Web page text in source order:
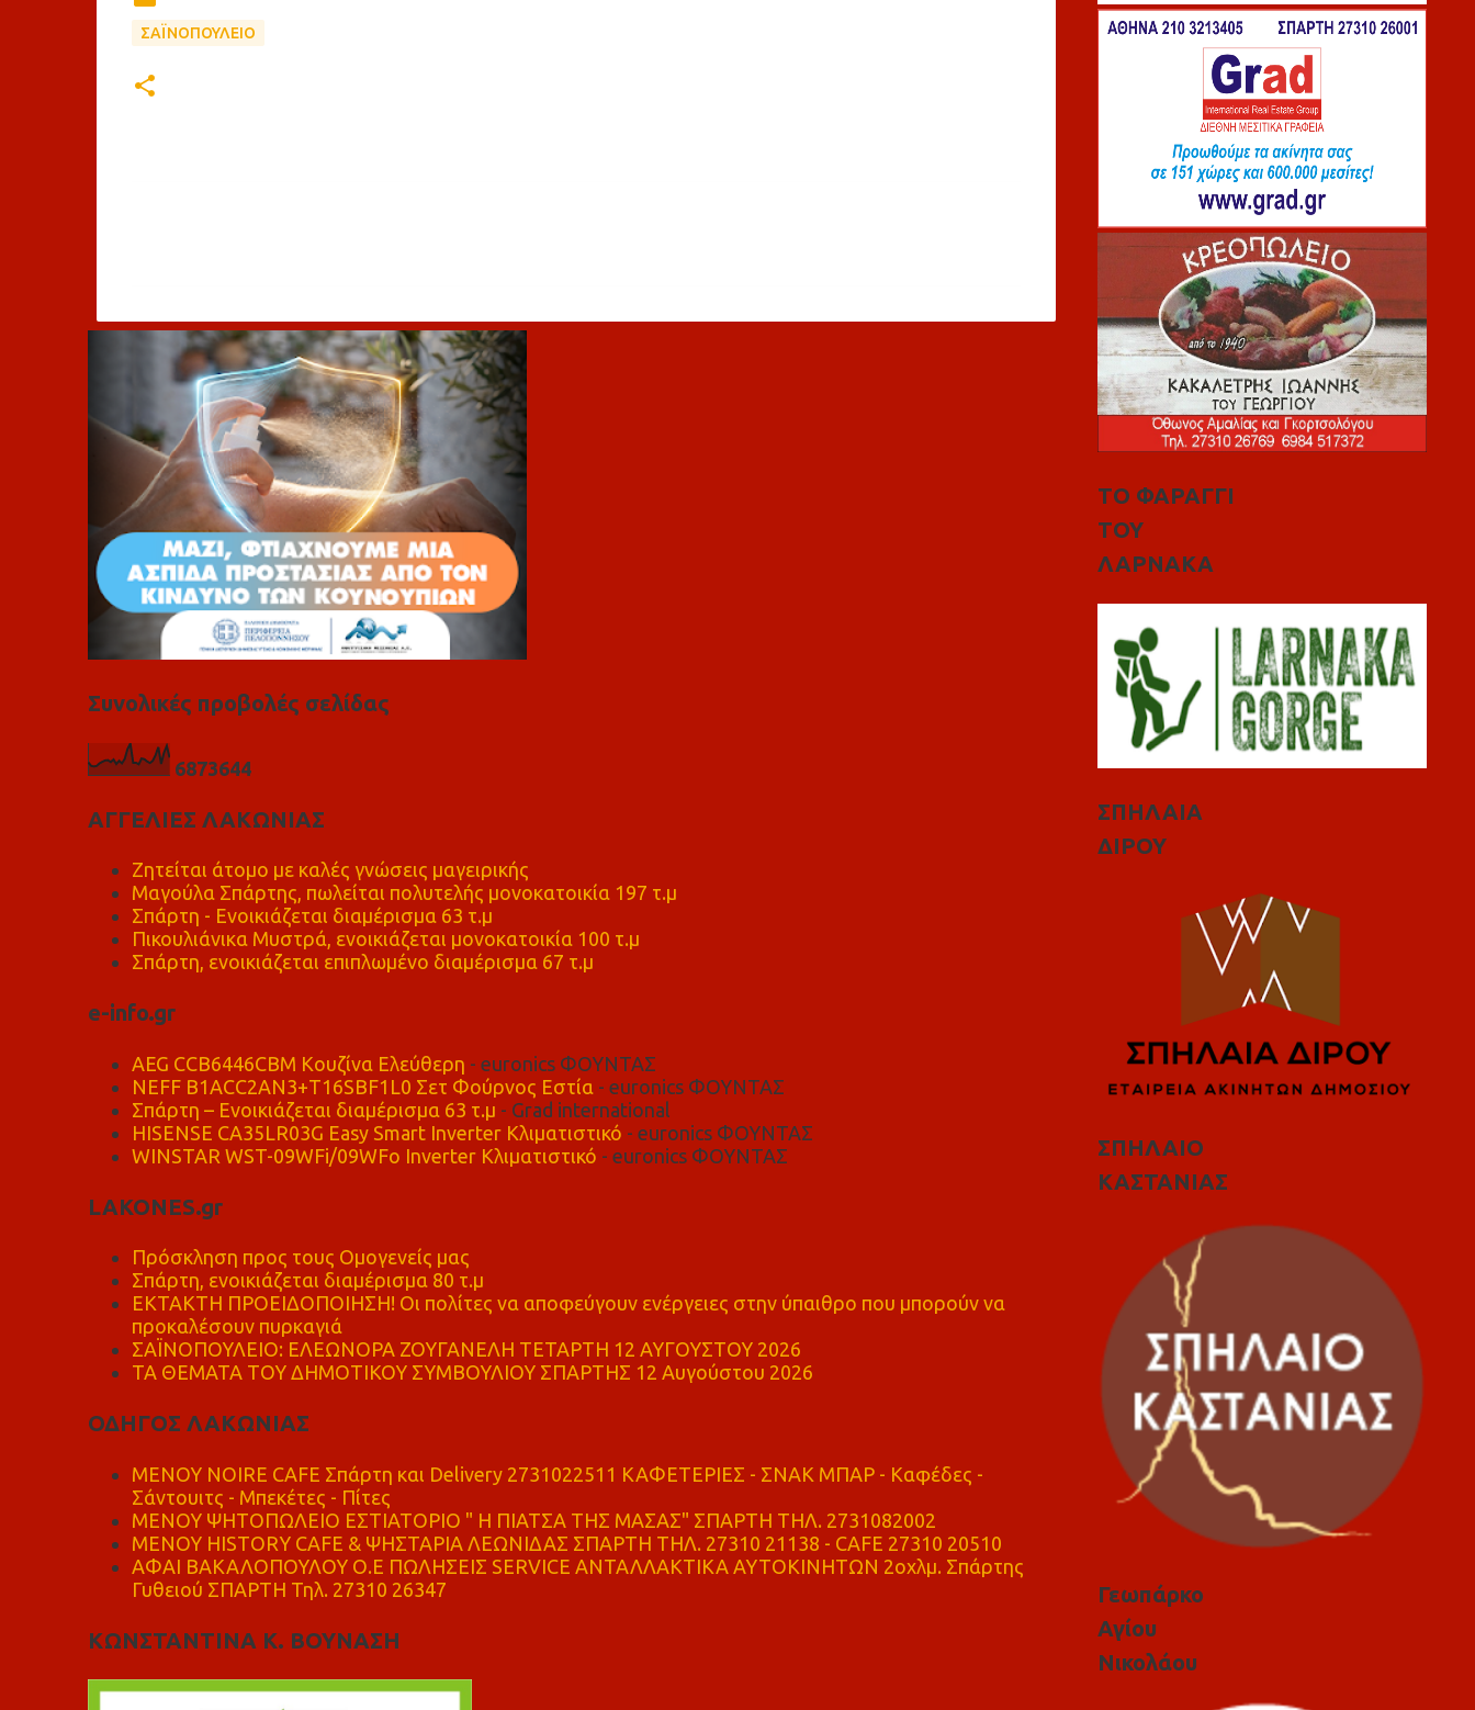
ΣΑΪΝΟΠΟΥΛΕΙΟ
λ
Συνολικές προβολές σελίδας
6873644
ΑΓΓΕΛΙΕΣ ΛΑΚΩΝΙΑΣ
Ζητείται άτομο με καλές γνώσεις μαγειρικής
Μαγούλα Σπάρτης, πωλείται πολυτελής μονοκατοικία 197 τ.μ
Σπάρτη - Ενοικιάζεται διαμέρισμα 63 τ.μ
Πικουλιάνικα Μυστρά, ενοικιάζεται μονοκατοικία 100 τ.μ
Σπάρτη, ενοικιάζεται επιπλωμένο διαμέρισμα 67 τ.μ
e-info.gr
AEG CCB6446CBM Κουζίνα Ελεύθερη - euronics ΦΟΥΝΤΑΣ
NEFF B1ACC2AN3+T16SBF1L0 Σετ Φούρνος Εστία - euronics ΦΟΥΝΤΑΣ
Σπάρτη – Ενοικιάζεται διαμέρισμα 63 τ.μ - Grad international
HISENSE CA35LR03G Easy Smart Inverter Κλιματιστικό - euronics ΦΟΥΝΤΑΣ
WINSTAR WST-09WFi/09WFo Inverter Κλιματιστικό - euronics ΦΟΥΝΤΑΣ
LAKONES.gr
Πρόσκληση προς τους Ομογενείς μας
Σπάρτη, ενοικιάζεται διαμέρισμα 80 τ.μ
ΕΚΤΑΚΤΗ ΠΡΟΕΙΔΟΠΟΙΗΣΗ! Οι πολίτες να αποφεύγουν ενέργειες στην ύπαιθρο που μπορούν να
προκαλέσουν πυρκαγιά
ΣΑΪΝΟΠΟΥΛΕΙΟ: ΕΛΕΩΝΟΡΑ ΖΟΥΓΑΝΕΛΗ ΤΕΤΑΡΤΗ 12 ΑΥΓΟΥΣΤΟΥ 2026
ΤΑ ΘΕΜΑΤΑ ΤΟΥ ΔΗΜΟΤΙΚΟΥ ΣΥΜΒΟΥΛΙΟΥ ΣΠΑΡΤΗΣ 12 Αυγούστου 2026
ΟΔΗΓΟΣ ΛΑΚΩΝΙΑΣ
MENOY NOIRE CAFE Σπάρτη και Delivery 2731022511 ΚΑΦΕΤΕΡΙΕΣ - ΣΝΑΚ ΜΠΑΡ - Καφέδες -
Σάντουιτς - Μπεκέτες - Πίτες
ΜΕΝΟΥ ΨΗΤΟΠΩΛΕΙΟ ΕΣΤΙΑΤΟΡΙΟ " Η ΠΙΑΤΣΑ ΤΗΣ ΜΑΣΑΣ" ΣΠΑΡΤΗ ΤΗΛ. 2731082002
ΜΕΝΟΥ HISTORY CAFE & ΨΗΣΤΑΡΙΑ ΛΕΩΝΙΔΑΣ ΣΠΑΡΤΗ ΤΗΛ. 27310 21138 - CAFE 27310 20510
ΑΦΑΙ ΒΑΚΑΛΟΠΟΥΛΟΥ Ο.Ε ΠΩΛΗΣΕΙΣ SERVICE ΑΝΤΑΛΛΑΚΤΙΚΑ ΑΥΤΟΚΙΝΗΤΩΝ 2οχλμ. Σπάρτης
Γυθειού ΣΠΑΡΤΗ Τηλ. 27310 26347
ΚΩΝΣΤΑΝΤΙΝΑ Κ. ΒΟΥΝΑΣΗ
ΤΟ ΦΑΡΑΓΓΙ
ΤΟΥ
ΛΑΡΝΑΚΑ
ΣΠΗΛΑΙΑ
ΔΙΡΟΥ
ΣΠΗΛΑΙΟ
ΚΑΣΤΑΝΙΑΣ
Γεωπάρκο
Αγίου
Νικολάου